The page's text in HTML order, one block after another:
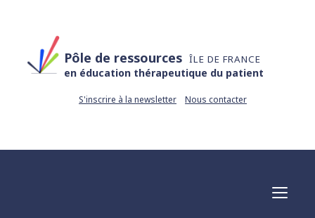
Pôle de ressources ÎLE DE FRANCE
en éducation thérapeutique du patient
S'inscrire à la newsletter Nous contacter